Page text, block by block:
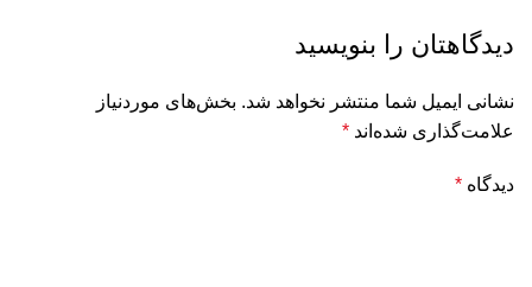
دیدگاهتان را بنویسید
نشانی ایمیل شما منتشر نخواهد شد. بخش‌های موردنیاز
علامت‌گذاری شده‌اند *
دیدگاه *